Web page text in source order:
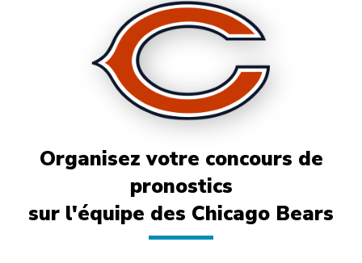
Organisez votre concours de
pronostics
sur l'équipe des Chicago Bears